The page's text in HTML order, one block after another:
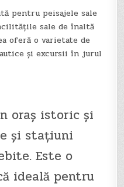
pentru peisajele sale
sale de înaltă
oferă o varietate de
și excursii în jurul
oraș istoric și
și stațiuni
Este o
ideală pentru